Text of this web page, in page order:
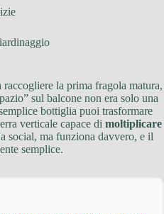
la prima fragola matura,
sul balcone non era solo una
bottiglia puoi trasformare
verticale capace di moltiplicare
social, ma funziona davvero, e il
semplice.